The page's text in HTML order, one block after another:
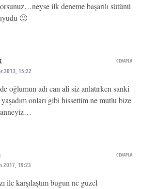
ilk deneme başarılı sütünü
🙂
2013, 15:22
oğlumun adı can ali siz anlatırken sanki
onları gibi hissettim ne mutlu bize
CEVAPLA
2017, 19:23
ile karşılaştım bugun ne guzel
CEVAPLA